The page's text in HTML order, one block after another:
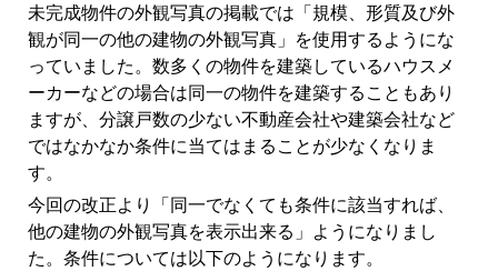
未完成物件の外観写真の掲載では「規模、形質及び外
観が同一の他の建物の外観写真」を使用するようにな
っていました。数多くの物件を建築しているハウスメ
ーカーなどの場合は同一の物件を建築することもあり
ますが、分譲戸数の少ない不動産会社や建築会社など
ではなかなか条件に当てはまることが少なくなりま
す。
今回の改正より「同一でなくても条件に該当すれば、
他の建物の外観写真を表示出来る」ようになりまし
た。条件については以下のようになります。